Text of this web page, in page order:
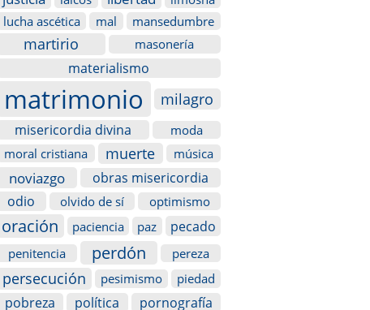
lucha ascética
mal mansedumbre
martirio masonería
materialismo
matrimonio milagro
misericordia divina
moda
moral cristiana
muerte música
noviazgo
obras misericordia
odio
olvido de sí optimismo
oración paciencia paz pecado
penitencia perdón pereza
persecución pesimismo piedad
pobreza política pornografía